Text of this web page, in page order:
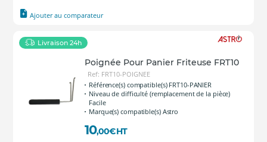
Ajouter au comparateur
Livraison 24h
Poignée Pour Panier Friteuse FRT10
Ref: FRT10-POIGNEE
Référence(s) compatible(s) FRT10-PANIER
Niveau de difficulté (remplacement de la pièce)
Facile
Marque(s) compatible(s) Astro
10,00€HT